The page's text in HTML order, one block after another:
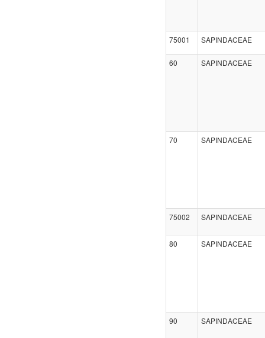
75001 SAPINDACEAE
60 SAPINDACEAE
70 SAPINDACEAE
75002 SAPINDACEAE
80 SAPINDACEAE
90 SAPINDACEAE